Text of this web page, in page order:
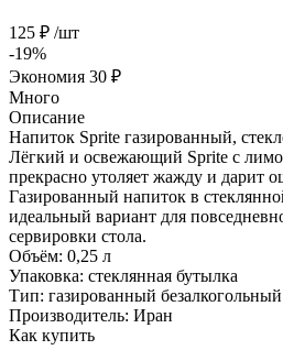
125 ₽ /шт
-19%
Экономия 30 ₽
Много
Описание
Напиток Sprite газированный,
Лёгкий и освежающий Sprite с
прекрасно утоляет жажду и дарит
Газированный напиток в
идеальный вариант для
сервировки стола.
Объём: 0,25 л
Упаковка: стеклянная бутылка
Тип: газированный
Производитель: Иран
Как купить